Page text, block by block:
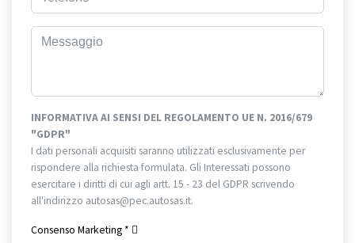
INFORMATIVA AI SENSI DEL REGOLAMENTO UE N. 2016/679
"GDPR"
I dati personali acquisiti saranno utilizzati esclusivamente per
rispondere alla richiesta formulata. Gli Interessati possono
esercitare i diritti di cui agli artt. 15 - 23 del GDPR scrivendo
all'indirizzo autosas@pec.autosas.it.
Consenso Marketing *